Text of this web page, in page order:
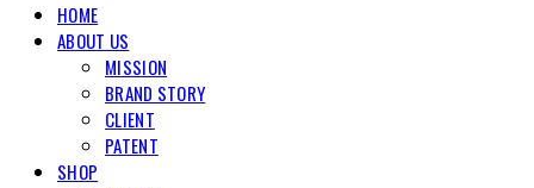
HOME
ABOUT US
MISSION
BRAND STORY
CLIENT
PATENT
SHOP